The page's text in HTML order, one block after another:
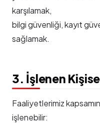
karşılamak,
bilgi güvenliği, kayıt
sağlamak.
3. İşlenen
Faaliyetlerimiz
işlenebilir: